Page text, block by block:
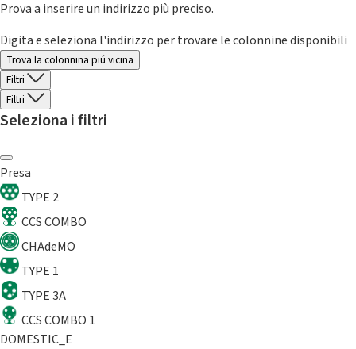
Prova a inserire un indirizzo più preciso.
Digita e seleziona l'indirizzo per trovare le colonnine disponibili
Trova la colonnina piú vicina
Filtri
Filtri
Seleziona i filtri
Presa
TYPE 2
CCS COMBO
CHAdeMO
TYPE 1
TYPE 3A
CCS COMBO 1
DOMESTIC_E